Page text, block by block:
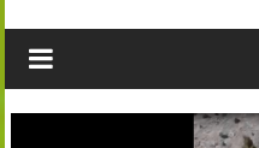
Köyleri